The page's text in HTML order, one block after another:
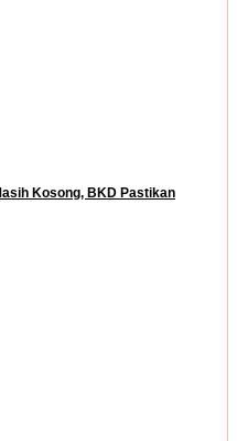
Kosong, BKD Pastikan